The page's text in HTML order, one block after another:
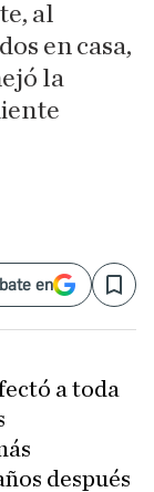
al
en casa,
la
en Save
a toda
después